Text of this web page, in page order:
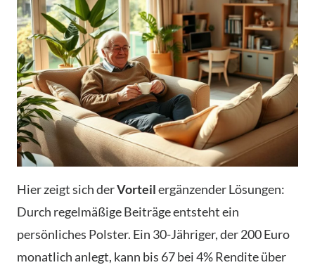
Hier zeigt sich derVorteilergänzender Lösungen:
Durch regelmäßige Beiträge entsteht ein
persönliches Polster. Ein 30-Jähriger, der 200 Euro
monatlich anlegt, kann bis 67 bei 4% Rendite über